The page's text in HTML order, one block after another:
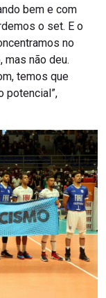
bem e com
o set. E o
no
não deu.
temos que
potencial”,